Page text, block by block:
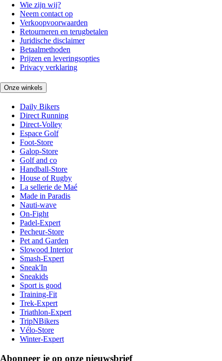
Wie zijn wij?
Neem contact op
Verkoopvoorwaarden
Retourneren en terugbetalen
Juridische disclaimer
Betaalmethoden
Prijzen en leveringsopties
Privacy verklaring
Onze winkels
Daily Bikers
Direct Running
Direct-Volley
Espace Golf
Foot-Store
Galop-Store
Golf and co
Handball-Store
House of Rugby
La sellerie de Maé
Made in Paradis
Nauti-wave
On-Fight
Padel-Expert
Pecheur-Store
Pet and Garden
Slowood Interior
Smash-Expert
Sneak'In
Sneakids
Sport is good
Training-Fit
Trek-Expert
Triathlon-Expert
TripNBikers
Vélo-Store
Winter-Expert
Abonneer je op onze nieuwsbrief